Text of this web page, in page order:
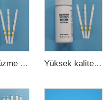
7 in 1 yüzme havuzu suyu test şeridi Yüksek kaliteli akvaryum test şeridi 6 in 1 balık havuzu